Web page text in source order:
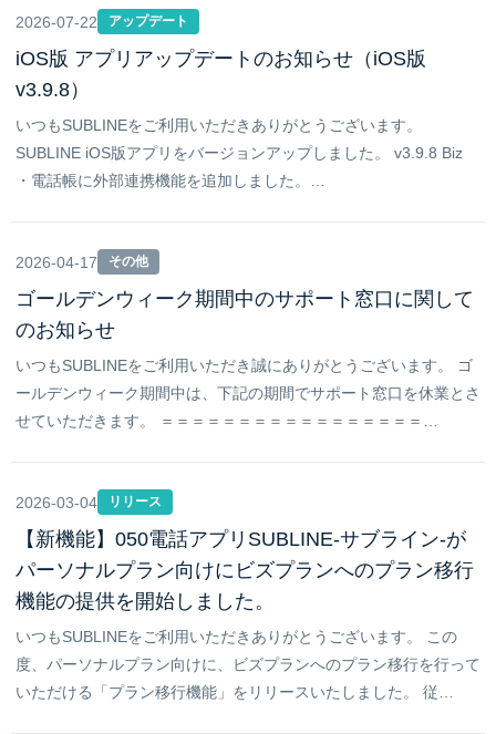
2026-07-22 アップデート
iOS版 アプリアップデートのお知らせ（iOS版
v3.9.8）
いつもSUBLINEをご利用いただきありがとうございます。
SUBLINE iOS版アプリをバージョンアップしました。 v3.9.8 Biz
・電話帳に外部連携機能を追加しました。…
2026-04-17 その他
ゴールデンウィーク期間中のサポート窓口に関して
のお知らせ
いつもSUBLINEをご利用いただき誠にありがとうございます。 ゴ
ールデンウィーク期間中は、下記の期間でサポート窓口を休業とさ
せていただきます。 ＝＝＝＝＝＝＝＝＝＝＝＝＝＝＝＝＝…
2026-03-04 リリース
【新機能】050電話アプリSUBLINE-サブライン-が
パーソナルプラン向けにビズプランへのプラン移行
機能の提供を開始しました。
いつもSUBLINEをご利用いただきありがとうございます。 この
度、パーソナルプラン向けに、ビズプランへのプラン移行を行って
いただける「プラン移行機能」をリリースいたしました。 従…